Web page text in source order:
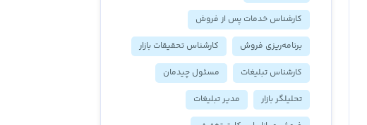
کارشناس خدمات پس از فروش
برنامه‌ریزی فروش
کارشناس تحقیقات بازار
کارشناس تبلیغات
مسئول چیدمان
تحلیلگر بازار
مدیر تبلیغات